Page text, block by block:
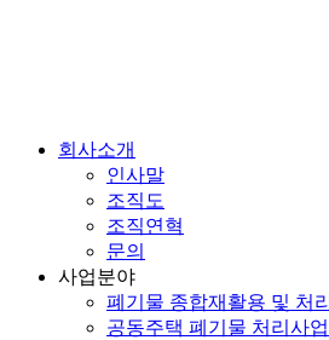
회사소개
인사말
조직도
조직연혁
문의
사업분야
폐기물 종합재활용 및 처리
공동주택 폐기물 처리사업